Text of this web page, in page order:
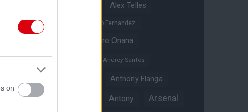
on
Alex Telles
Altay Bayindir Alvaro Fernandez
Andre Onana
Andreas Pereira
Andrey Santos
Anthony Elanga
Anthony Martial Antony Arsenal